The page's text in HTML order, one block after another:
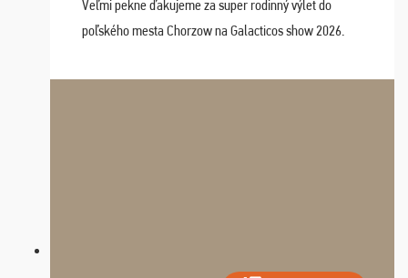
Veľmi pekne ďakujeme za super rodinný výlet do
poľského mesta Chorzow na Galacticos show 2026.
Navštívili sme aj zábavný park Legendia, previe ...